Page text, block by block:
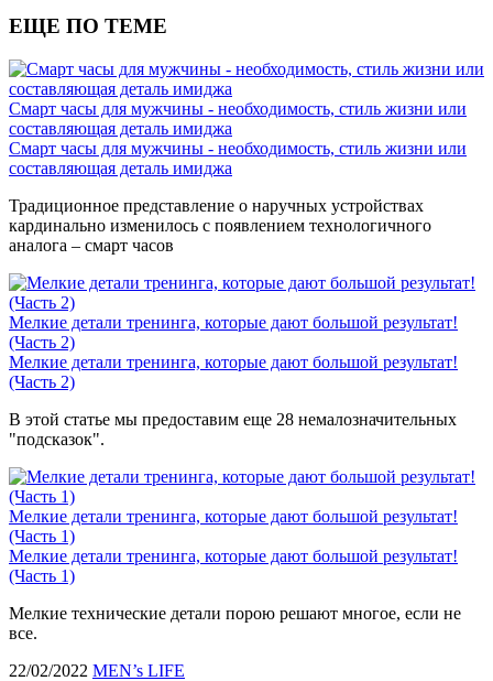
ЕЩЕ ПО ТЕМЕ
Смарт часы для мужчины - необходимость, стиль жизни или
составляющая деталь имиджа
Смарт часы для мужчины - необходимость, стиль жизни или
составляющая деталь имиджа
Традиционное представление о наручных устройствах
кардинально изменилось с появлением технологичного
аналога – смарт часов
Мелкие детали тренинга, которые дают большой результат!
(Часть 2)
Мелкие детали тренинга, которые дают большой результат!
(Часть 2)
В этой статье мы предоставим еще 28 немалозначительных
"подсказок".
Мелкие детали тренинга, которые дают большой результат!
(Часть 1)
Мелкие детали тренинга, которые дают большой результат!
(Часть 1)
Мелкие технические детали порою решают многое, если не
все.
22/02/2022 MEN’s LIFE